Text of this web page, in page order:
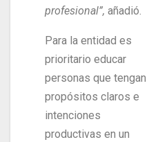
profesional”, añadió.
Para la entidad es
prioritario educar
personas que tengan
propósitos claros e
intenciones
productivas en un